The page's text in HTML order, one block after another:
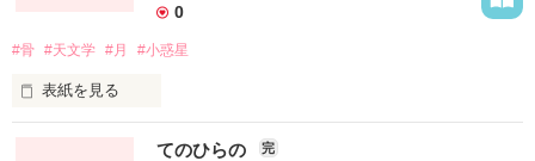
0
#骨 #天文学 #月 #小惑星
表紙を見る
てのひらの 完